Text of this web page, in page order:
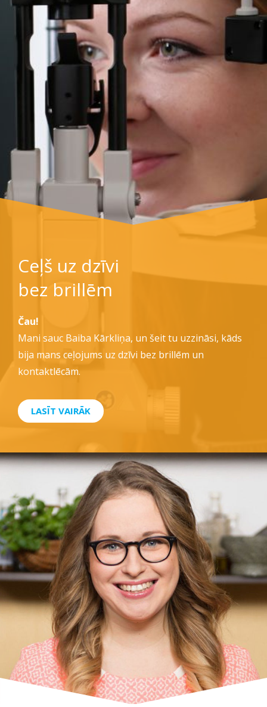
Ceļš uz dzīvi
bez brillēm
Čau!
Mani sauc Baiba Kārkliņa, un šeit tu uzzināsi, kāds
bija mans ceļojums uz dzīvi bez brillēm un
kontaktlēcām.
LASĪT VAIRĀK